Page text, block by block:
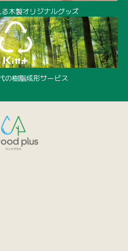
木製オリジナルグッズ
の樹脂成形サービス